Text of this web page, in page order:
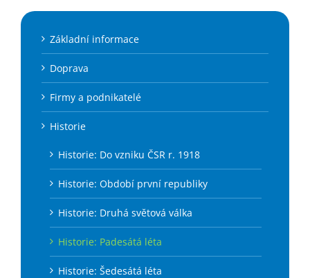
Základní informace
Doprava
Firmy a podnikatelé
Historie
Historie: Do vzniku ČSR r. 1918
Historie: Období první republiky
Historie: Druhá světová válka
Historie: Padesátá léta
Historie: Šedesátá léta